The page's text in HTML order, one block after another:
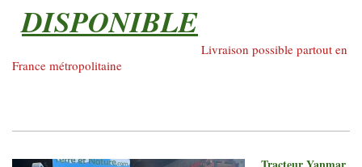
DISPONIBLE
Livraison possible partout en
France métropolitaine